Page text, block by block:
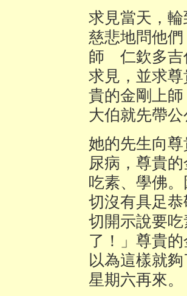
求見當天，
慈悲地問他
師 仁欽多吉
求見，並求
貴的金剛上
大伯就先帶
她的先生向
尿病，尊貴
吃素、學佛
切沒有具足
切開示說要
了！」尊貴
以為這樣就
星期六再來。